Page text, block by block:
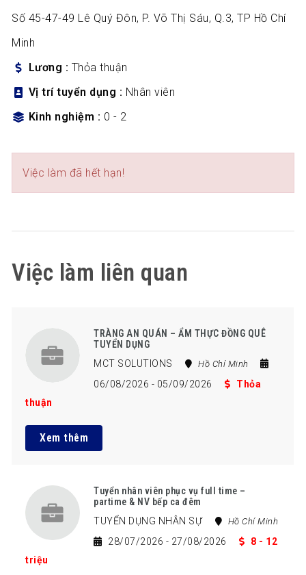
Số 45-47-49 Lê Quý Đôn, P. Võ Thị Sáu, Q.3, TP Hồ Chí
Minh
Lương
Thỏa thuận
Vị trí tuyển dụng
Nhân viên
Kinh nghiệm
0 - 2
Việc làm đã hết hạn!
Việc làm liên quan
TRÀNG AN QUÁN – ẨM THỰC ĐỒNG QUÊ
TUYỂN DỤNG
MCT SOLUTIONS
Hồ Chí Minh
06/08/2026 - 05/09/2026
Thỏa
thuận
Xem thêm
Tuyển nhân viên phục vụ full time –
partime & NV bếp ca đêm
TUYỂN DỤNG NHÂN SỰ
Hồ Chí Minh
28/07/2026 - 27/08/2026
8 - 12
triệu